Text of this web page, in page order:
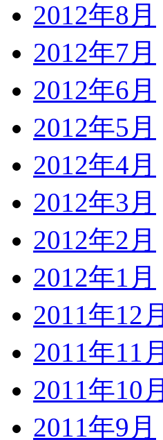
2012年8月
2012年7月
2012年6月
2012年5月
2012年4月
2012年3月
2012年2月
2012年1月
2011年12月
2011年11月
2011年10月
2011年9月